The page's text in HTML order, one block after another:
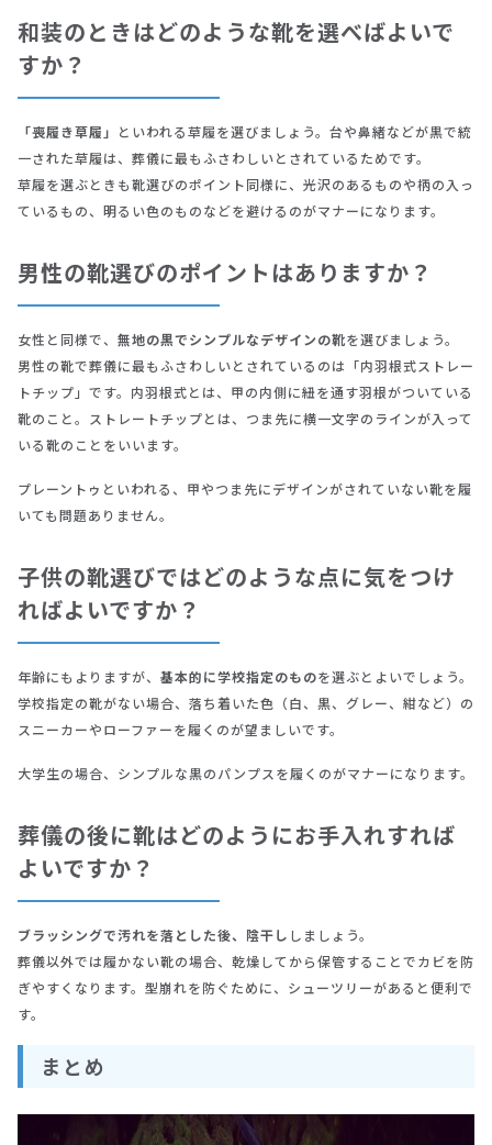
和装のときはどのような靴を選べばよいで
すか？
「喪履き草履」 といわれる草履を選びましょう。台や鼻緒などが黒で統
一された草履は、葬儀に最もふさわしいとされているためです。
草履を選ぶときも靴選びのポイント同様に、光沢のあるものや柄の入っ
ているもの、明るい色のものなどを避けるのがマナーになります。
男性の靴選びのポイントはありますか？
女性と同様で、 無地の黒でシンプルなデザインの靴を選びましょう。
男性の靴で葬儀に最もふさわしいとされているのは「内羽根式ストレー
トチップ」です。内羽根式とは、甲の内側に紐を通す羽根がついている
靴のこと。ストレートチップとは、つま先に横一文字のラインが入って
いる靴のことをいいます。
プレーントゥといわれる、甲やつま先にデザインがされていない靴を履
いても問題ありません。
子供の靴選びではどのような点に気をつけ
ればよいですか？
年齢にもよりますが、 基本的に学校指定のものを選ぶとよいでしょう。
学校指定の靴がない場合、落ち着いた色（白、黒、グレー、紺など）の
スニーカーやローファーを履くのが望ましいです。
大学生の場合、シンプルな黒のパンプスを履くのがマナーになります。
葬儀の後に靴はどのようにお手入れすれば
よいですか？
ブラッシングで汚れを落とした後、陰干し しましょう。
葬儀以外では履かない靴の場合、乾燥してから保管することでカビを防
ぎやすくなります。型崩れを防ぐために、シューツリーがあると便利で
す。
まとめ